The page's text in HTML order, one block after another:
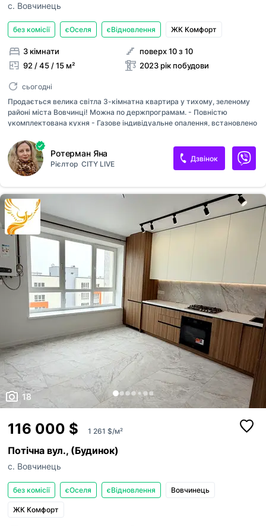
с. Вовчинець
без комісії єОселя єВідновлення ЖК Комфорт
3 кімнати
92 / 45 / 15 м²
поверх 10 з 10
2023 рік побудови
сьогодні
Продається велика світла 3-кімнатна квартира у тихому, зеленому
районі міста Вовчинці! Можна по держпрограмам. - Повністю
укомплектована кухня - Газове індивідуальне опалення, встановлено
плитка - Роздільний санвузол Закритий внутрішній двір, великий
гостьовий паркінг для авто. Вся необхідна інфраструктура поруч:
ТРЦ Метро, ТРЦ Велес, магазини, школи, дитячий садочок, зручне
транспортне сполучення до центру міста. Є відео квартири, пишіть/
телефонуйте!
Ротерман Яна
Рієлтор CITY LIVE
Дзвінок
18
116 000 $ 1 261 $/м²
Потічна вул., (Будинок)
с. Вовчинець
без комісії єОселя єВідновлення Вовчинець
ЖК Комфорт